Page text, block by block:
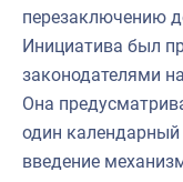
перезаключению
Инициатива был
законодателями
Она
один
введение